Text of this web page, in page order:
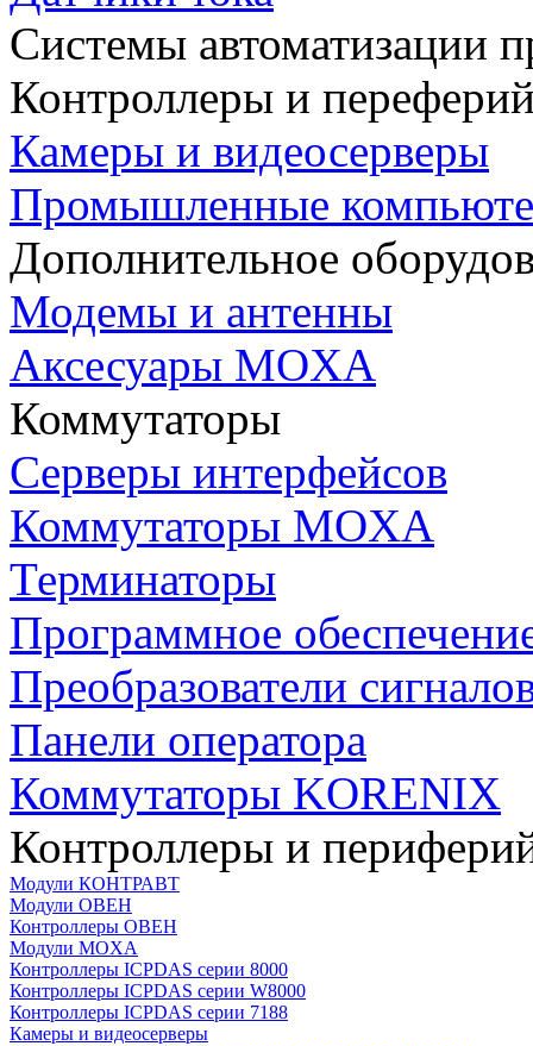
Системы автоматизации
Контроллеры и
Камеры и видеосерверы
Промышленные
Дополнительное
Модемы и антенны
Аксесуары MOXA
Коммутаторы
Серверы интерфейсов
Коммутаторы MOXA
Терминаторы
Программное
Преобразователи
Панели оператора
Коммутаторы KORENIX
Контроллеры и
Модули КОНТРАВТ
Модули ОВЕН
Контроллеры ОВЕН
Модули MOXA
Контроллеры ICPDAS серии 8000
Контроллеры ICPDAS серии W8000
Контроллеры ICPDAS серии 7188
Камеры и видеосерверы